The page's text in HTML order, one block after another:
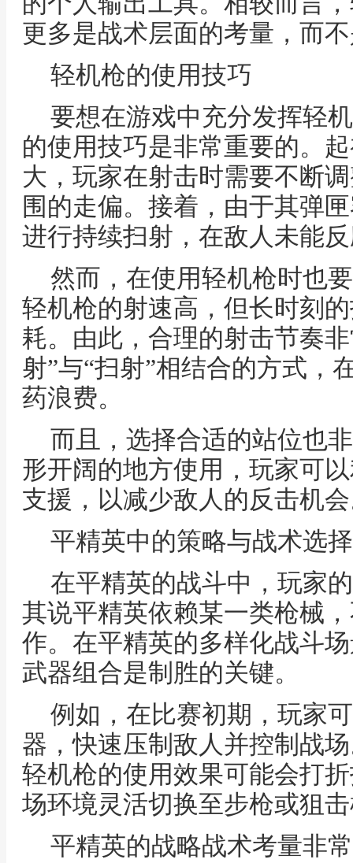
更多是战术层面的考量，而
轻机枪的使用技巧
要想在游戏中充分发挥轻
的使用技巧是非常重要的。
大，玩家在射击时需要不断
围的走偏。接着，由于其弹
进行持续扫射，在敌人未能
然而，在使用轻机枪时也
轻机枪的射速高，但长时刻
耗。由此，合理的射击节奏
射”与“扫射”相结合的方式，
药浪费。
而且，选择合适的站位也
形开阔的地方使用，玩家可
支援，以减少敌人的反击机
平精英中的策略与战术选择
在平精英的战斗中，玩家
其说平精英依赖某一类枪械
作。在平精英的多样化战斗
武器组合是制胜的关键。
例如，在比赛初期，玩家
器，快速压制敌人并控制战
轻机枪的使用效果可能会打
场环境灵活切换至步枪或狙
平精英的战略战术考量非